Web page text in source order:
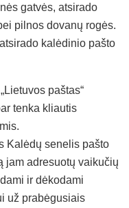
gatvės, atsirado
pilnos dovanų rogės.
kalėdinio pašto
paštas“
tenka kliautis
Kalėdų senelis pašto
jam adresuotų vaikučių
ir dėkodami
už prabėgusiais